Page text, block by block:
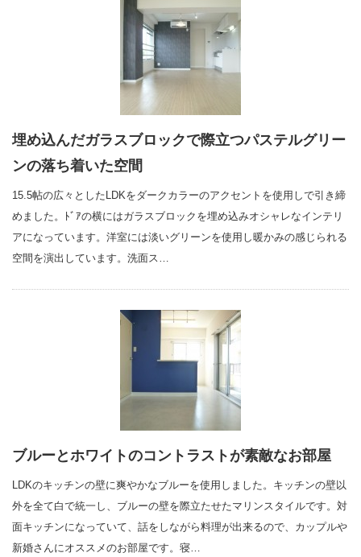
埋め込んだガラスブロックで際立つパステルグリー
ンの落ち着いた空間
15.5帖の広々としたLDKをダークカラーのアクセントを使用しで引き締
めました。ﾄﾞｱの横にはガラスブロックを埋め込みオシャレなインテリ
アになっています。洋室には淡いグリーンを使用し暖かみの感じられる
空間を演出しています。洗面ス…
ブルーとホワイトのコントラストが素敵なお部屋
LDKのキッチンの壁に爽やかなブルーを使用しました。キッチンの壁以
外を全て白で統一し、ブルーの壁を際立たせたマリンスタイルです。対
面キッチンになっていて、話をしながら料理が出来るので、カップルや
新婚さんにオススメのお部屋です。寝…